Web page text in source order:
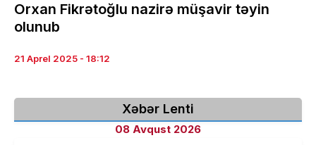
Orxan Fikrətoğlu nazirə müşavir təyin
olunub
21 Aprel 2025 - 18:12
Xəbər Lenti
08 Avqust 2026